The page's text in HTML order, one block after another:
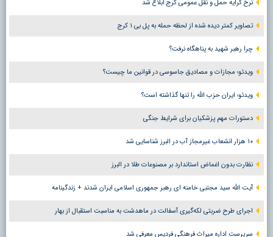
نرخ کرایه حمل و نقل عمومی کرج ابلاغ شد
تصاویر کمتر دیده شده از لحظه حمله به پل بی ۱ کرج
چرا رهبر شهید به پناهگاه نرفت؟
ویدئو؛ مجازات و مصادیق جاسوسی در قوانین ما چیست؟
ویدئو؛ ایران حزب الله را تنها گذاشته است؟
دستورات مهم پزشکیان برای شرایط جنگی
۱۰ هزار انشعاب غیرمجاز آب در البرز شناسایی شد
نظارت بدون اغماض استاندارد بر مصنوعات طلا در البرز
آیت الله سید مجتبی خامنه ای رهبر جمهوری اسلامی ایران شدند + زندگینامه
اجرای طرح ضربتی لکه‌گیری آسفالت در ماهدشت به مناسبت استقبال از بهار
سرپرست اداره میراث فرهنگی فردیس معرفی شد